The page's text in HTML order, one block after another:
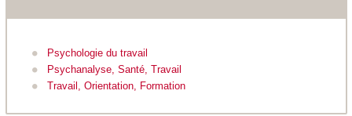
Psychologie du travail
Psychanalyse, Santé, Travail
Travail, Orientation, Formation